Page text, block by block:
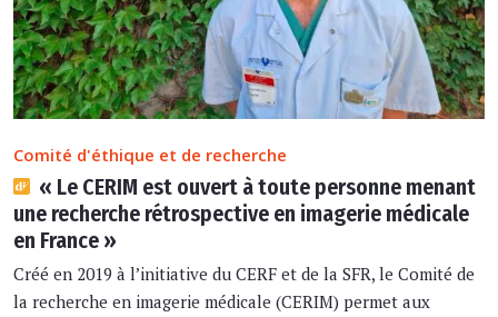
Comité d'éthique et de recherche
« Le CERIM est ouvert à toute personne menant
une recherche rétrospective en imagerie médicale
en France »
Créé en 2019 à l’initiative du CERF et de la SFR, le Comité de
la recherche en imagerie médicale (CERIM) permet aux